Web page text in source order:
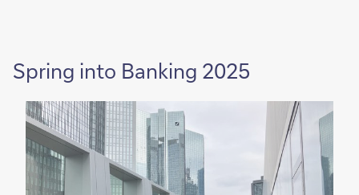
Spring into Banking 2025